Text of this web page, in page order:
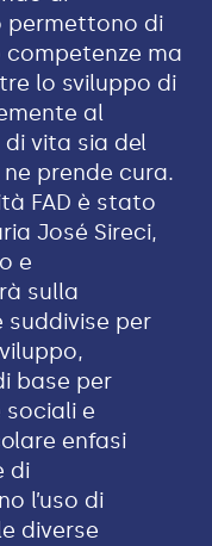
permettono di
competenze ma
lo sviluppo di
al
vita sia del
prende cura.
FAD è stato
José Sireci,
e
sulla
suddivise per
base per
e
enfasi
di
l’uso di
diverse